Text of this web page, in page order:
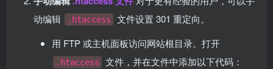
动编辑
.htaccess
文件设置 301 重定向。
用 FTP 或主机面板访问网站根目录。打开
.htaccess
文件，并在文件中添加以下代码：